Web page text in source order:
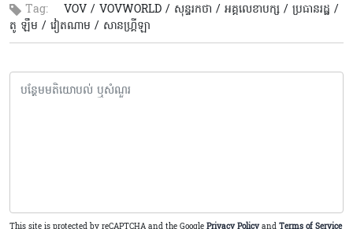
Tag: VOV / VOVWORLD / សុន្ទរកថា / អគ្គលេខាបក្ស / ប្រធានរដ្ឋ /
តូ ឡឹម / វៀតណាម / សានហ្គ្រីឡា